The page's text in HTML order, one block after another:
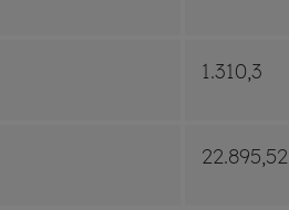
1.310,3